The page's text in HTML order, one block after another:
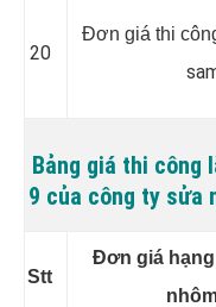
20
Đơn giá thi
Bảng giá thi công
9 của công ty sửa
Stt
Đơn giá